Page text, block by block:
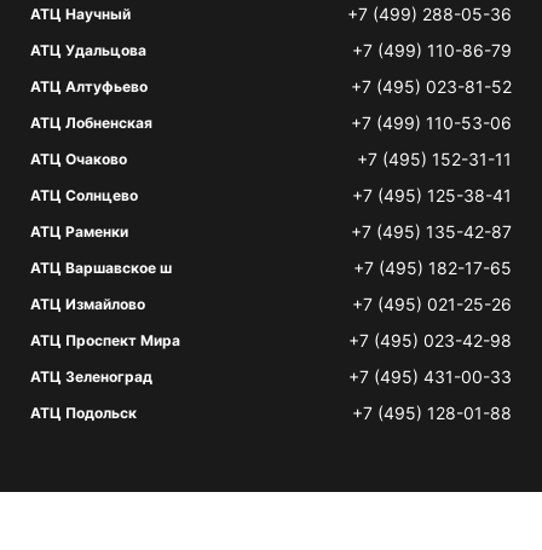
АТЦ Научный +7 (499) 288-05-36
АТЦ Удальцова +7 (499) 110-86-79
АТЦ Алтуфьево +7 (495) 023-81-52
АТЦ Лобненская +7 (499) 110-53-06
АТЦ Очаково +7 (495) 152-31-11
АТЦ Солнцево +7 (495) 125-38-41
АТЦ Раменки +7 (495) 135-42-87
АТЦ Варшавское ш +7 (495) 182-17-65
АТЦ Измайлово +7 (495) 021-25-26
АТЦ Проспект Мира +7 (495) 023-42-98
АТЦ Зеленоград +7 (495) 431-00-33
АТЦ Подольск +7 (495) 128-01-88